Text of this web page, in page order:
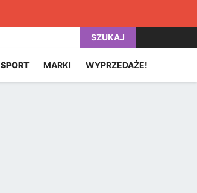
SZUKAJ
SPORT MARKI WYPRZEDAŻE!